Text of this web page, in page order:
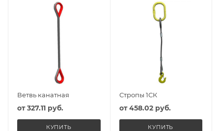
Ветвь канатная
от327.11 руб.
КУПИТЬ
Стропы 1СК
от458.02 руб.
КУПИТЬ